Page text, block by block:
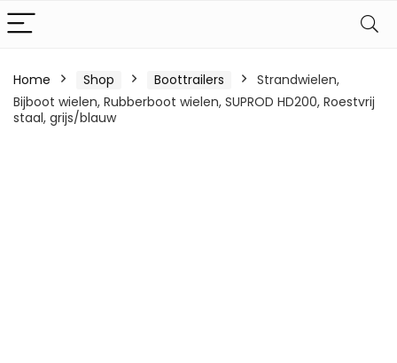
Home Shop Boottrailers
Strandwielen,
Bijboot wielen, Rubberboot wielen, SUPROD HD200, Roestvrij
staal, grijs/blauw